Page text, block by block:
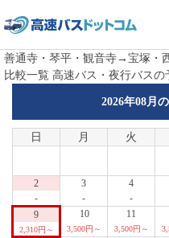
善通寺・琴平・観音寺→宝塚・
比較一覧 高速バス・夜行バス
2026年08月の
日 月 火
2
-
3
-
4
-
9
2,310円～
10
3,500円～
11
3,500円～